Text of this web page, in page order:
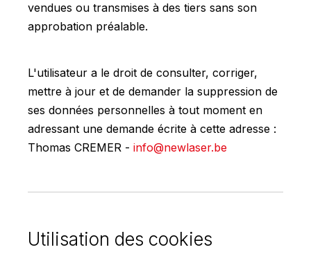
vendues ou transmises à des tiers sans son
approbation préalable.
L'utilisateur a le droit de consulter, corriger,
mettre à jour et de demander la suppression de
ses données personnelles à tout moment en
adressant une demande écrite à cette adresse :
Thomas CREMER - info@newlaser.be
Utilisation des cookies